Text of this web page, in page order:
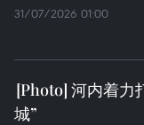
31/07/2026 01:00
河内着力
城”